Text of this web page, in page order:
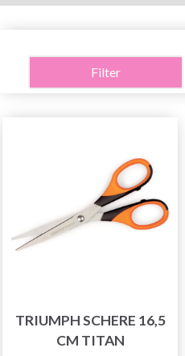
Filter
TRIUMPH SCHERE 16,5
CM TITAN